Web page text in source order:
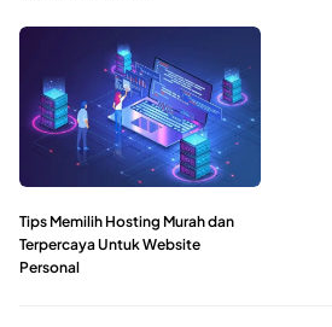
Tips Memilih Hosting Murah dan
Terpercaya Untuk Website
Personal